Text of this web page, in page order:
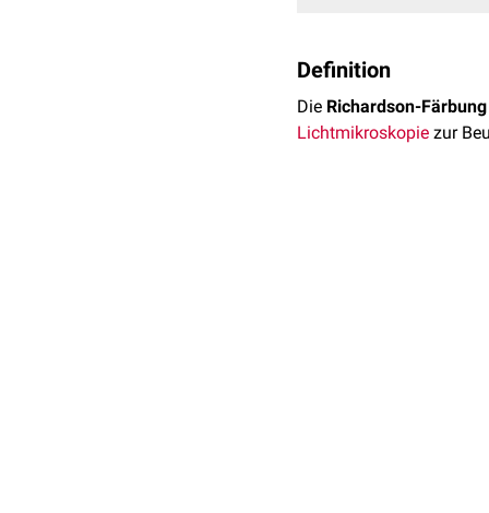
Definition
Die Richardson-Färbung
Lichtmikroskopie zur